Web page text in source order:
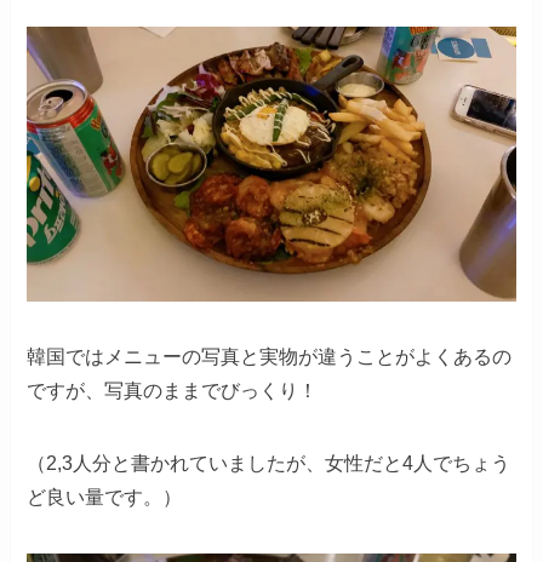
韓国ではメニューの写真と実物が違うことがよくあるの
ですが、写真のままでびっくり！
（2,3人分と書かれていましたが、女性だと4人でちょう
ど良い量です。）